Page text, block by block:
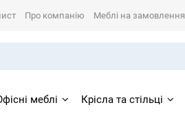
Про компанію Меблі на замовлення
меблі Крісла та стільці